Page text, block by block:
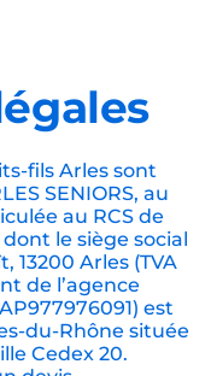
fils Arles sont
SENIORS, au
au RCS de
dont le siège social
13200 Arles (TVA
de l’agence
est
du-Rhône située
Cedex 20.